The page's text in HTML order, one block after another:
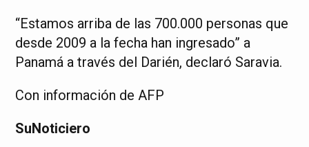
“Estamos arriba de las 700.000 personas que
desde 2009 a la fecha han ingresado” a
Panamá a través del Darién, declaró Saravia.
Con información de AFP
SuNoticiero